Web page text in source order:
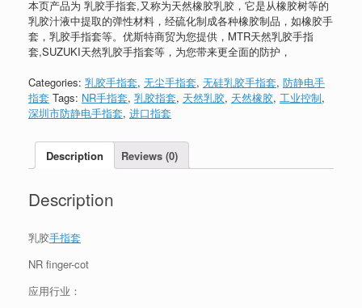
本页产品为 乳胶手指套,又称为天然橡胶乳胶，它是从橡胶树等的
乳胶汁液中提取的弹性材料，经硫化制成各种橡胶制品，如橡胶手
套，乳胶手指套等。优斯特商贸为您提供，MTR天然乳胶手指
套,SUZUKI天然乳胶手指套等，为您带来更全面的防护，
Categories: 乳胶手指套, 无尘手指套, 无硅乳胶手指套, 防静电手
指套 Tags: NR手指套, 乳胶指套, 天然乳胶, 天然橡胶, 工业控制,
深圳市防静电手指套, 进口指套
Description Reviews (0)
Description
乳胶手指套
NR finger-cot
应用行业：